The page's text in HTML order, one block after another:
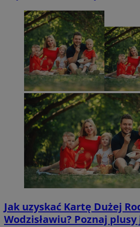
Jak uzyskać Kartę Dużej
Wodzisławiu? Poznaj